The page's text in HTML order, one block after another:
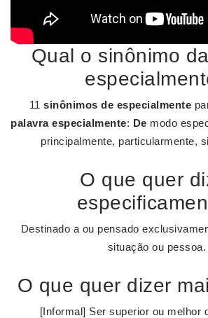
Qual o sinônimo
11 sinônimos de especialmente
palavra especialmente: De modo
principalmente, particularmente,
O que quer
Destinado a ou pensado
situação ou pessoa.
O que quer dizer
[Informal] Ser superior ou melhor